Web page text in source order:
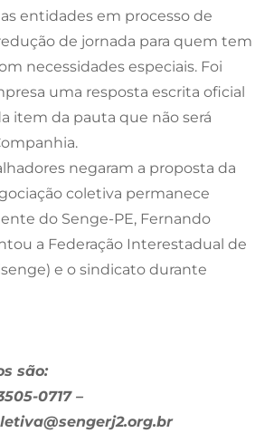
entidades em processo de
de jornada para quem tem
necessidades especiais. Foi
uma resposta escrita oficial
item da pauta que não será
negaram a proposta da
coletiva permanece
do Senge-PE, Fernando
a Federação Interestadual de
e o sindicato durante
são:
0717 –